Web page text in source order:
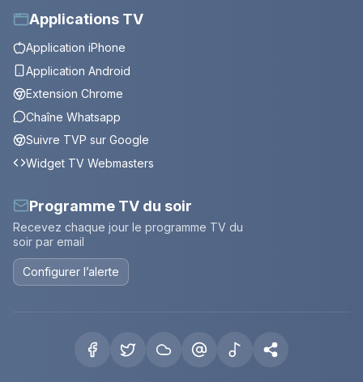
Applications TV
Application iPhone
Application Android
Extension Chrome
Chaîne Whatsapp
Suivre TVP sur Google
Widget TV Webmasters
Programme TV du soir
Recevez chaque jour le programme TV du
soir par email
Configurer l’alerte